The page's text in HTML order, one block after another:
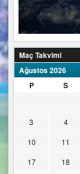
Maç Takvimi
Ağustos 2026
P
S
3
4
10
11
17
18